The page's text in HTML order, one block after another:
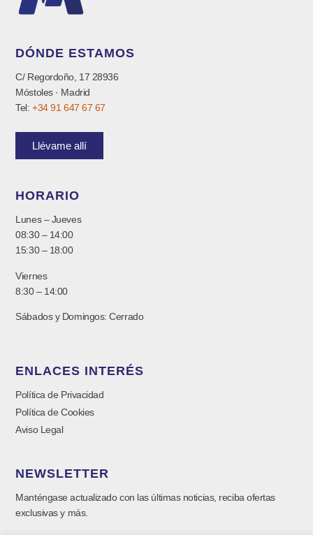
DÓNDE ESTAMOS
C/ Regordoño, 17 28936
Móstoles · Madrid
Tel:+34 91 647 67 67
Llévame allí
HORARIO
Lunes – Jueves
08:30 – 14:00
15:30 – 18:00
Viernes
8:30 – 14:00
Sábados y Domingos: Cerrado
ENLACES INTERÉS
Política de Privacidad
Política de Cookies
Aviso Legal
NEWSLETTER
Manténgase actualizado con las últimas noticias, reciba ofertas
exclusivas y más.